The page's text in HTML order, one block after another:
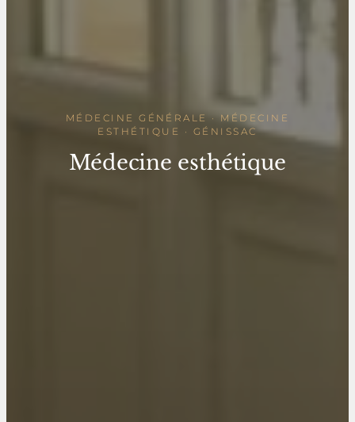
MÉDECINE GÉNÉRALE · MÉDECINE
ESTHÉTIQUE · GÉNISSAC
Médecine esthétique